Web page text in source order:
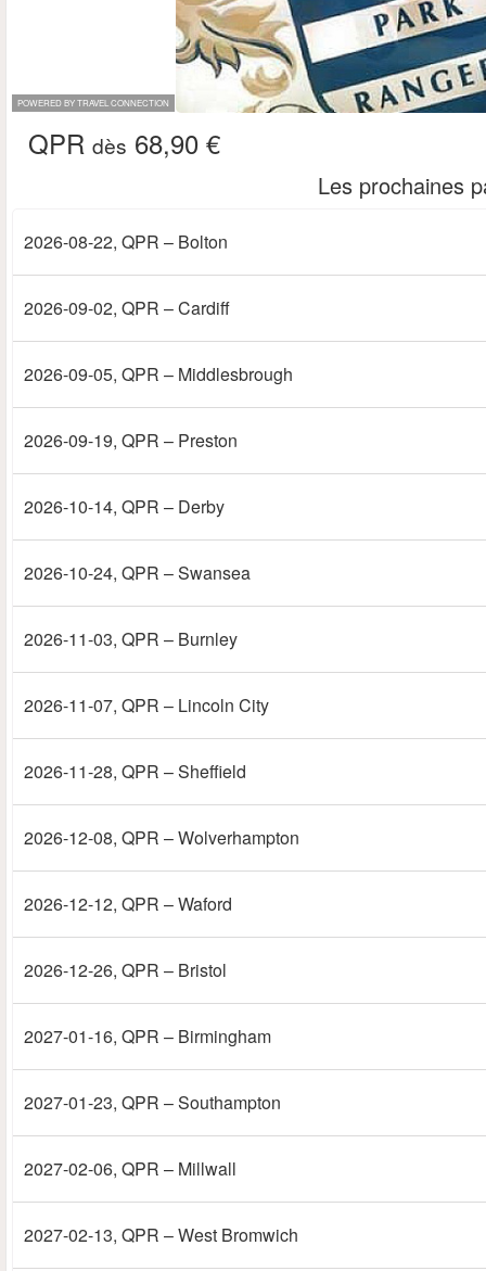
POWERED BY TRAVEL CONNECTION
QPR dès 68,90 €
Les prochaines
2026-08-22, QPR – Bolton
2026-09-02, QPR – Cardiff
2026-09-05, QPR – Middlesbrough
2026-09-19, QPR – Preston
2026-10-14, QPR – Derby
2026-10-24, QPR – Swansea
2026-11-03, QPR – Burnley
2026-11-07, QPR – Lincoln City
2026-11-28, QPR – Sheffield
2026-12-08, QPR – Wolverhampton
2026-12-12, QPR – Waford
2026-12-26, QPR – Bristol
2027-01-16, QPR – Birmingham
2027-01-23, QPR – Southampton
2027-02-06, QPR – Millwall
2027-02-13, QPR – West Bromwich